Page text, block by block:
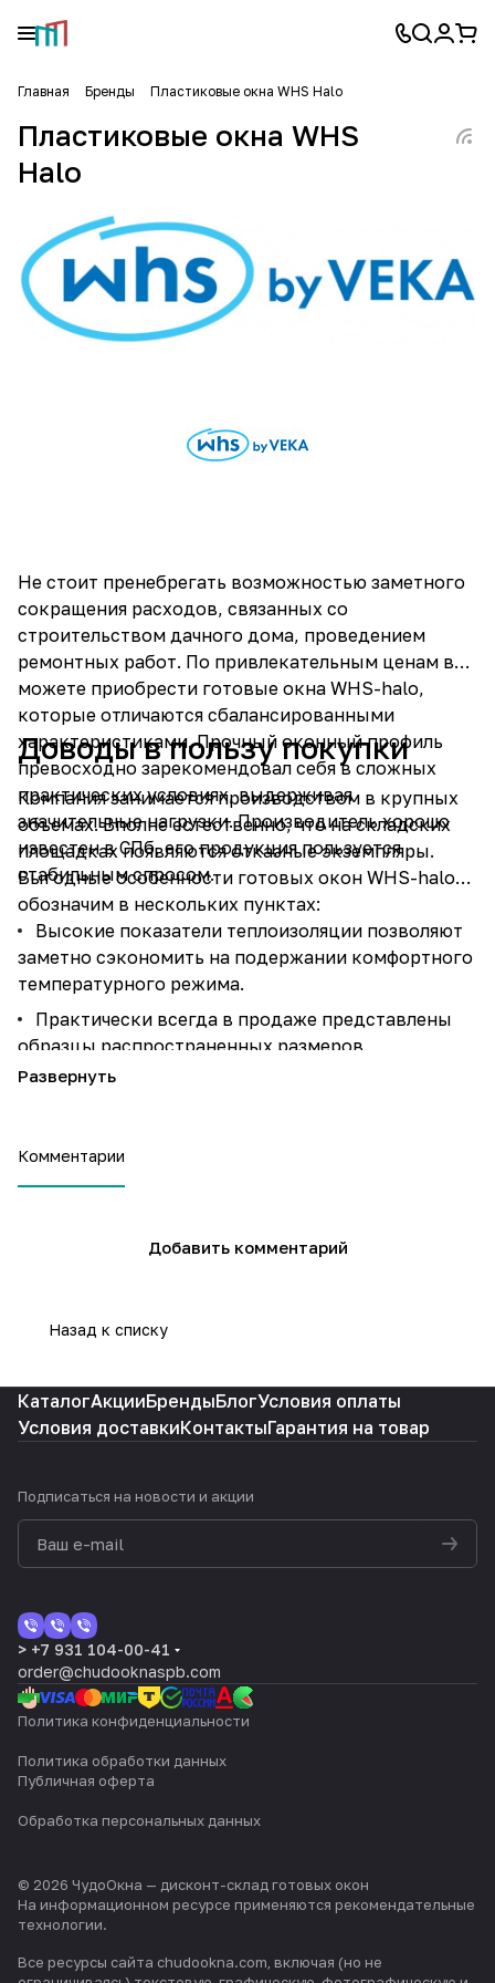
Главная Бренды Пластиковые окна WHS Halo
Пластиковые окна WHS
Halo
Не стоит пренебрегать возможностью заметного
сокращения расходов, связанных со
строительством дачного дома, проведением
ремонтных работ. По привлекательным ценам вы
можете приобрести готовые окна WHS-halo,
которые отличаются сбалансированными
характеристиками. Прочный оконный профиль
превосходно зарекомендовал себя в сложных
практических условиях, выдерживая
значительные нагрузки. Производитель хорошо
известен в СПб, его продукция пользуется
стабильным спросом.
Доводы в пользу покупки
Компания занимается производством в крупных
объемах. Вполне естественно, что на складских
площадках появляются отказные экземпляры.
Выгодные особенности готовых окон WHS-halo
обозначим в нескольких пунктах:
Высокие показатели теплоизоляции позволяют
заметно сэкономить на подержании комфортного
температурного режима.
Практически всегда в продаже представлены
образцы распространенных размеров.
В ходе установки не возникает никаких
Многочисленные отзывы свидетельствуют о
Комментарии
Добавить комментарий
Назад к списку
КаталогАкцииБрендыБлогУсловия оплаты
Условия доставкиКонтактыГарантия на товар
Подписаться на новости и акции
> +7 931 104-00-41
order@chudooknaspb.com
Политика конфиденциальности
Политика обработки данных
Публичная оферта
Обработка персональных данных
© 2026 ЧудоОкна — дисконт-склад готовых окон
На информационном ресурсе применяются рекомендательные
технологии.
Все ресурсы сайта chudookna.com, включая (но не